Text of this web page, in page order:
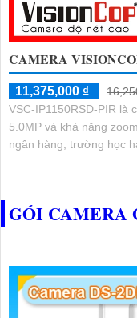
CAMERA
11,375,000 ₫
VSC-IP1150RSD-PIR là
5.0MP và khả năng
ngân hàng, trường học
GÓI CAMERA